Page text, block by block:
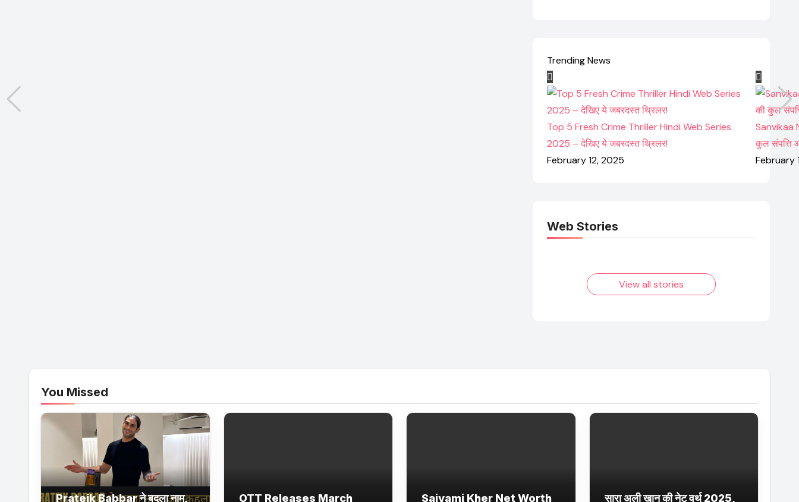
Trending News
Top 5 Fresh Crime Thriller Hindi Web Series
2025 – देखिए ये जबरदस्त थ्रिलर!
February 12, 2025
Sanvikaa
कुल संपत्ति
February
Web Stories
Elvish Yadav: एक
आम लड़के से यूट्यूबर
फिल्मों का जादू और
View all stories
You Missed
Prateik Babbar ने बदला नाम, OTT Releases March Saiyami Kher Net Worth सारा अली खान की नेट वर्थ 2025,